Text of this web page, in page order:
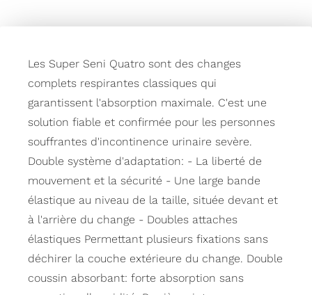
Les Super Seni Quatro sont des changes
complets respirantes classiques qui
garantissent l'absorption maximale. C'est une
solution fiable et confirmée pour les personnes
souffrantes d'incontinence urinaire sevère.
Double système d'adaptation: - La liberté de
mouvement et la sécurité - Une large bande
élastique au niveau de la taille, située devant et
à l'arrière du change - Doubles attaches
élastiques Permettant plusieurs fixations sans
déchirer la couche extérieure du change. Double
coussin absorbant: forte absorption sans